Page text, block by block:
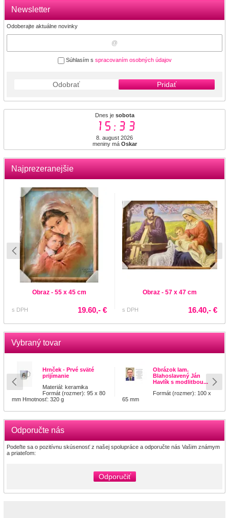
Newsletter
Odoberajte aktuálne novinky
Súhlasím s spracovaním osobných údajov
Odobrať Pridať
Dnes je sobota
15:33
8. august 2026
meniny má Oskar
Najprezeranejšie
Obraz - 55 x 45 cm
s DPH 19.60,- €
Obraz - 57 x 47 cm
s DPH 16.40,- €
Vybraný tovar
Hrnček - Prvé sväté
prijímanie
Materiál: keramika
Formát (rozmer): 95 x 80
mm Hmotnosť: 320 g
Obrázok lam.
Blahoslavený Ján
Havlík s modlitbou...
Formát (rozmer): 100 x
65 mm
Odporučte nás
Podeľte sa o pozitívnu skúsenosť z našej spolupráce a odporučte nás Vašim známym
a priateľom:
Odporučiť